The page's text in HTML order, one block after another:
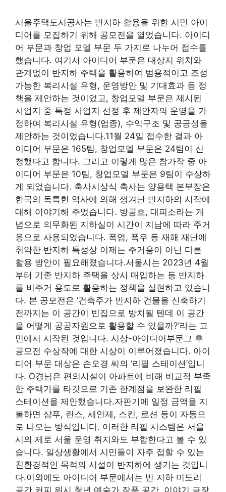
서울주택도시공사는 반지하 활용을 위한 시민 아이
디어를 모집하기 위해 공모전을 열었습니다. 아이디
어 부문과 창업 모델 부문 두 가지로 나누어 접수를
했습니다. 여기서 아이디어 부문은 대상지 위치와
관계없이 반지하 주택을 활용하여 범용적이고 조성
가능한 복리시설 유형, 운영방안 및 기대효과 등 정
책을 제안하는 것이었고, 창업모델 부문은 제시된
사업지 중 특정 사업지 선정 후 제안자의 운영을 가
정하여 복리시설 유형(업종), 수익구조 및 공공성을
제안하는 것이었습니다.11월 24일 접수한 결과 아
이디어 부문은 165팀, 창업모델 부문은 24팀이 신
청했다고 합니다. 그리고 이렇게 많은 참가작 중 아
이디어 부문은 10팀, 창업모델 부문은 9팀이 수상하
게 되었습니다. 축사시상식 축사는 양용택 본부장은
한국의 독특한 역사에 의해 생겨난 반지하의 시작에
대해 이야기해 주었습니다. 방공호, 대피소라는 개
념으로 의무화된 지하실이 시간이 지남에 따라 주거
용으로 사용되었습니다. 폭염, 폭우 등 재해 재난에
취약한 반지하 특성상 이제는 주거용이 아닌 다른
활용 방안이 필요해졌습니다.서울시는 2023년 4월
부터 기존 반지하 주택을 상시 매입하는 등 반지하
를 비주거 용도로 활용하는 정책을 실현하고 있습니
다. 본 공모전은 ‘건축주가 반지하 건물을 신축하기
전까지는 이 공간이 빈집으로 방치될 텐데 이 공간
을 어떻게 공공자원으로 활용할 수 있을까?’라는 고
민에서 시작된 것입니다. 시상-아이디어부문그 후
공모전 수상작에 대한 시상이 이루어졌습니다. 아이
디어 부문 대상은 손오경 씨의 ‘리필 스테이션’입니
다. O경님은 편의시설이 아파트에 비해 비교적 부족
한 주택가를 타깃으로 기존 한계점을 보완한 리필
스테이션을 제안했습니다.자판기에 일정 금액을 지
불하면 샴푸, 린스, 세안제, 스킨, 로션 등이 자동으
로 나오는 방식입니다. 이러한 리필 시스템은 서울
시의 제로 서울 운영 취지와도 부합한다고 볼 수 있
습니다. 일상생활에서 시민들이 자주 접할 수 있는
친환경적인 목적의 시설이 반지하에 생기는 것입니
다.이외에도 아이디어 부문에서는 반 지하 미도리
공간 커피 워시 청년 예술가 작품 공간, 이야기 극장